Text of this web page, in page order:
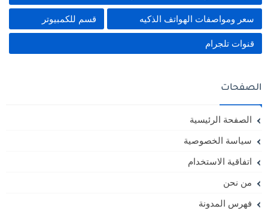
سعر ومواصفات الهواتف الذكيه قسم للكمبيوتر
قنوات تلجرام
الصفحات
الصفحة الرئيسية
سياسة الخصوصية
اتفاقية الاستخدام
من نحن
فهرس المدونة